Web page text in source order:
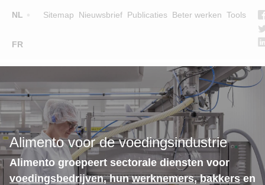
NL
FR
Sitemap Nieuwsbrief Publicaties Beter werken Tools
Main
navigation
LESGEVERS
WIE ZIJN WE
TEAM
CONTACT
ZOEK EEN OPLEIDING
Alimento voor de voedingsindustrie
Alimento groepeert sectorale diensten voor
voedingsbedrijven, hunwerknemers,bakkersen